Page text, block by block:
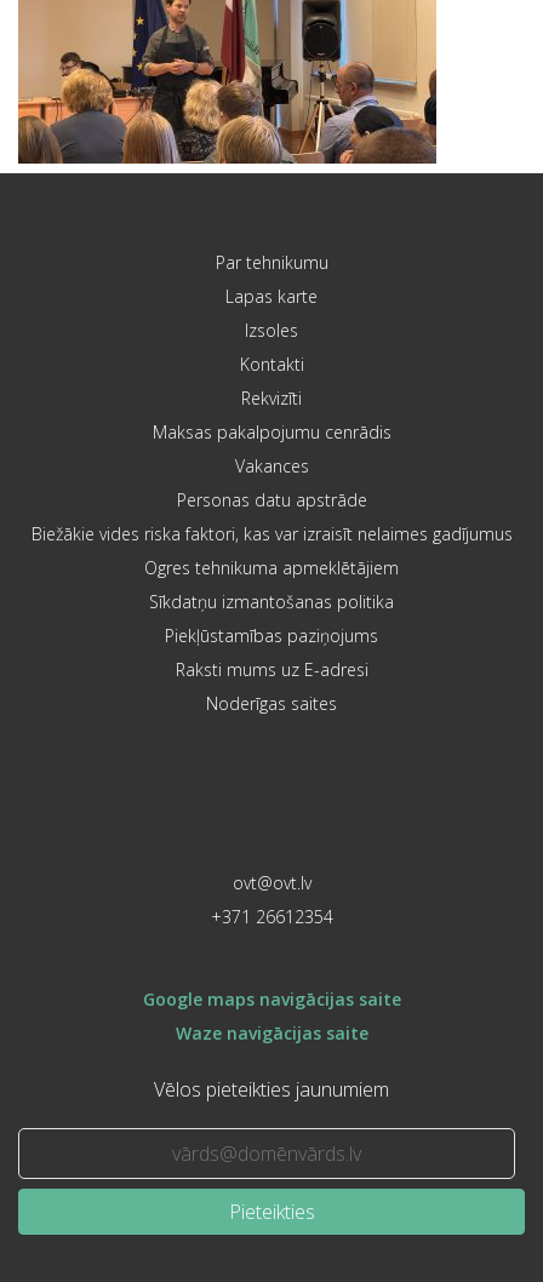
Par tehnikumu
Lapas karte
Izsoles
Kontakti
Rekvizīti
Maksas pakalpojumu cenrādis
Vakances
Personas datu apstrāde
Biežākie vides riska faktori, kas var izraisīt nelaimes gadījumus
Ogres tehnikuma apmeklētājiem
Sīkdatņu izmantošanas politika
Piekļūstamības paziņojums
Raksti mums uz E-adresi
Noderīgas saites
ovt@ovt.lv
+371 26612354
Google maps navigācijas saite
Waze navigācijas saite
Vēlos pieteikties jaunumiem
Pieteikties